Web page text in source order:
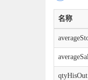
名称
qtyHisOut